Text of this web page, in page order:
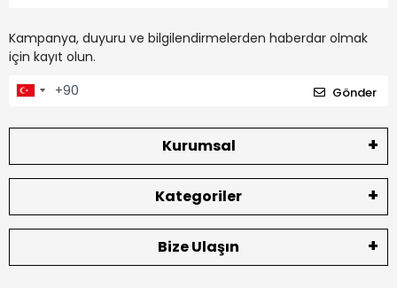
Kampanya, duyuru ve bilgilendirmelerden haberdar olmak
için kayıt olun.
Gönder
Kurumsal
Kategoriler
Bize Ulaşın